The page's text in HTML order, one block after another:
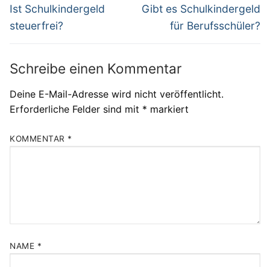
Vorheriger
Beitrag:
Ist Schulkindergeld
steuerfrei?
Nächster
Beitrag:
Gibt es Schulkindergeld
für Berufsschüler?
Schreibe einen Kommentar
Deine E-Mail-Adresse wird nicht veröffentlicht.
Erforderliche Felder sind mit * markiert
KOMMENTAR *
NAME *